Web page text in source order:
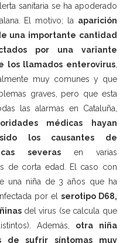
sanitaria se ha apoderado
El motivo; la aparición
una importante cantidad
por una variante
los llamados enterovirus,
muy comunes y que
graves, pero que esta
las alarmas en Cataluña,
médicas hayan
los causantes de
severasen varias
de corta edad. El caso con
una niña de 3 años que ha
por el serotipo D68,
del virus (se calcula que
Además, otra niña
de sufrir síntomas muy